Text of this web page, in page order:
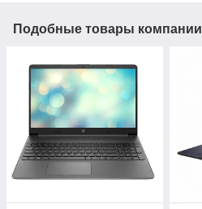
Подобные товары компании